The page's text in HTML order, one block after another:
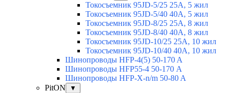
Токосъемник 95JD-5/25 25А, 5 жил
Токосъемник 95JD-5/40 40А, 5 жил
Токосъемник 95JD-8/25 25А, 8 жил
Токосъемник 95JD-8/40 40А, 8 жил
Токосъемник 95JD-10/25 25А, 10 жил
Токосъемник 95JD-10/40 40А, 10 жил
Шинопроводы HFP-4(5) 50-170 A
Шинопроводы HFP55-4 50-170 А
Шинопроводы HFP-X-n/m 50-80 A
PitON
▼